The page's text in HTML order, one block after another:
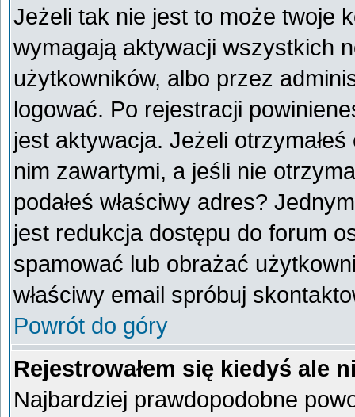
Jeżeli tak nie jest to może twoje
wymagają aktywacji wszystkich
użytkowników, albo przez
logować. Po rejestracji
jest aktywacja. Jeżeli
nim zawartymi, a jeśli nie
podałeś właściwy adres?
jest redukcja dostępu do forum
spamować lub obrażać
właściwy email spróbuj
Powrót do góry
Rejestrowałem się kiedyś ale
Najbardziej prawdopodobne